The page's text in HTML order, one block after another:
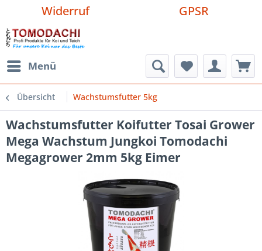
Widerruf GPSR
Menü
Übersicht Wachstumsfutter 5kg
Wachstumsfutter Koifutter Tosai Grower
Mega Wachstum Jungkoi Tomodachi
Megagrower 2mm 5kg Eimer